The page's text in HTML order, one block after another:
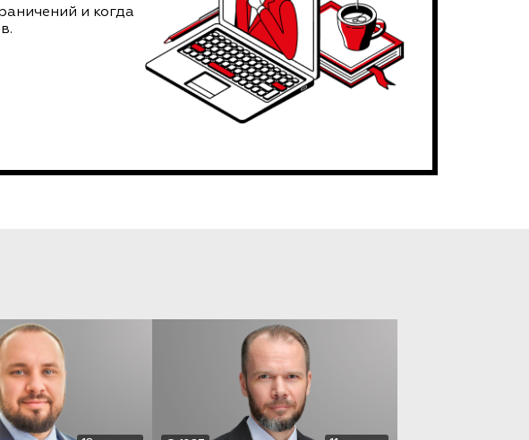
и когда